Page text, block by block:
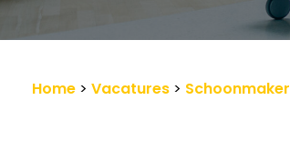
Home > Vacatures > Schoonmaker